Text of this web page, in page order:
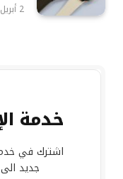
2 أبريل, 2024
خدمة
اشترك في
جديد